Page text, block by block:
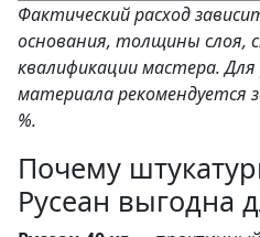
Фактический расход
основания, толщины слоя,
квалификации мастера.
материала рекомендуется
%.
Почему
Русеан выгодна